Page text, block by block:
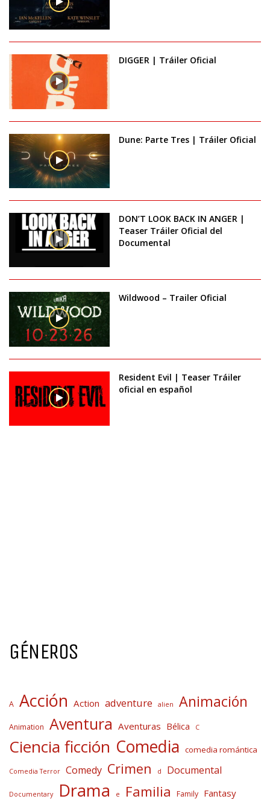
DIGGER | Tráiler Oficial
Dune: Parte Tres | Tráiler Oficial
DON’T LOOK BACK IN ANGER |
Teaser Tráiler Oficial del
Documental
Wildwood – Trailer Oficial
Resident Evil | Teaser Tráiler
oficial en español
GÉNEROS
A Acción Action adventure alien Animación
Animation Aventura Aventuras Bélica C
Ciencia ficción Comedia comedia romántica
Comedia Terror Comedy Crimen d Documental
Documentary Drama e Familia Family Fantasy